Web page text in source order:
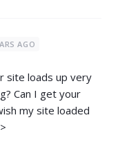
AGO
site loads up very
Can I get your
my site loaded